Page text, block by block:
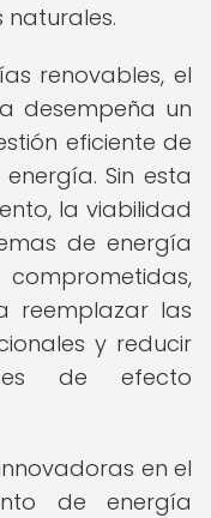
naturales.
renovables, el
desempeña un
eficiente de
Sin esta
la viabilidad
de energía
reemplazar las
y reducir
de efecto
en el
de energía